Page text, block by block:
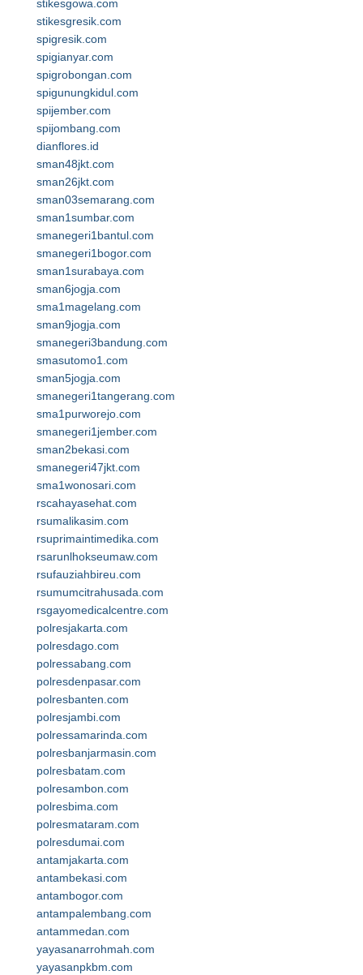
stikesgowa.com
stikesgresik.com
spigresik.com
spigianyar.com
spigrobongan.com
spigunungkidul.com
spijember.com
spijombang.com
dianflores.id
sman48jkt.com
sman26jkt.com
sman03semarang.com
sman1sumbar.com
smanegeri1bantul.com
smanegeri1bogor.com
sman1surabaya.com
sman6jogja.com
sma1magelang.com
sman9jogja.com
smanegeri3bandung.com
smasutomo1.com
sman5jogja.com
smanegeri1tangerang.com
sma1purworejo.com
smanegeri1jember.com
sman2bekasi.com
smanegeri47jkt.com
sma1wonosari.com
rscahayasehat.com
rsumalikasim.com
rsuprimaintimedika.com
rsarunlhokseumaw.com
rsufauziahbireu.com
rsumumcitrahusada.com
rsgayomedicalcentre.com
polresjakarta.com
polresdago.com
polressabang.com
polresdenpasar.com
polresbanten.com
polresjambi.com
polressamarinda.com
polresbanjarmasin.com
polresbatam.com
polresambon.com
polresbima.com
polresmataram.com
polresdumai.com
antamjakarta.com
antambekasi.com
antambogor.com
antampalembang.com
antammedan.com
yayasanarrohmah.com
yayasanpkbm.com